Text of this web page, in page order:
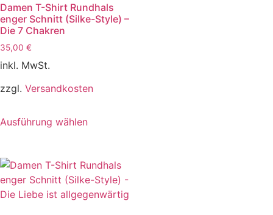
Damen T-Shirt Rundhals
enger Schnitt (Silke-Style) –
Die 7 Chakren
35,00 €
inkl. MwSt.
zzgl. Versandkosten
Ausführung wählen